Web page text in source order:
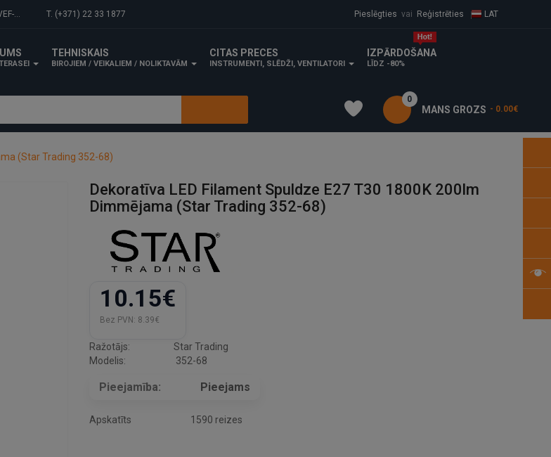
T. (+371) 22 33 1877 Pieslēgties vai Reģistrēties LAT
TEHNISKAIS
BIROJIEM / VEIKALIEM / NOLIKTAVĀM
CITAS PRECES
INSTRUMENTI, SLĒDŽI, VENTILATORI
IZPĀRDOŠANA
LĪDZ -80%
MANS GROZS
0
- 0.00€
(Star Trading 352-68)
Dekoratīva LED Filament Spuldze E27 T30 1800K 200lm
Dimmējama (Star Trading 352-68)
10.15€
Bez PVN: 8.39€
Ražotājs:
Star Trading
Modelis:
352-68
Pieejamība: Pieejams
Apskatīts 1590 reizes